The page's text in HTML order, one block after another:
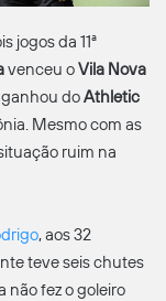
jogos da 11ª
venceu oVila Nova
ganhou doAthletic
Mesmo com as
ruim na
, aos 32
teve seis chutes
não fez o goleiro